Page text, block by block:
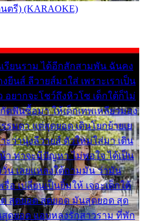
ตรี) (KARAOKE)
รียนราม ได้อีกสักสามพัน ฉันคง
ยีนส์ ลีวายส์มาใส่ เพราะเราเป็น
อยากจะโชว์ถึงหิวโซ เด็กใต้ก็ไม่
ฟันซื้อมา ให้เด็กเทพเหลียวมอง
รมดา แต่สุดยอด เดินโยกย้ายเย
ะว่านุ่งลีวายส์ ตัวใหม่ใส่มา เดิน
า ท่าจะมีปัญหา ไม่พอใจ ได้เป็น
น เลยแหลงใต้ถามมัน ว่ามัน
เปลี่ยนเป็นยิ้มให้ เจอะเด็กใต้
สุดยอด สุดยอด มันสุดยอด สุด
ดยอด แอบหลงรักสาวราม ที่พัก